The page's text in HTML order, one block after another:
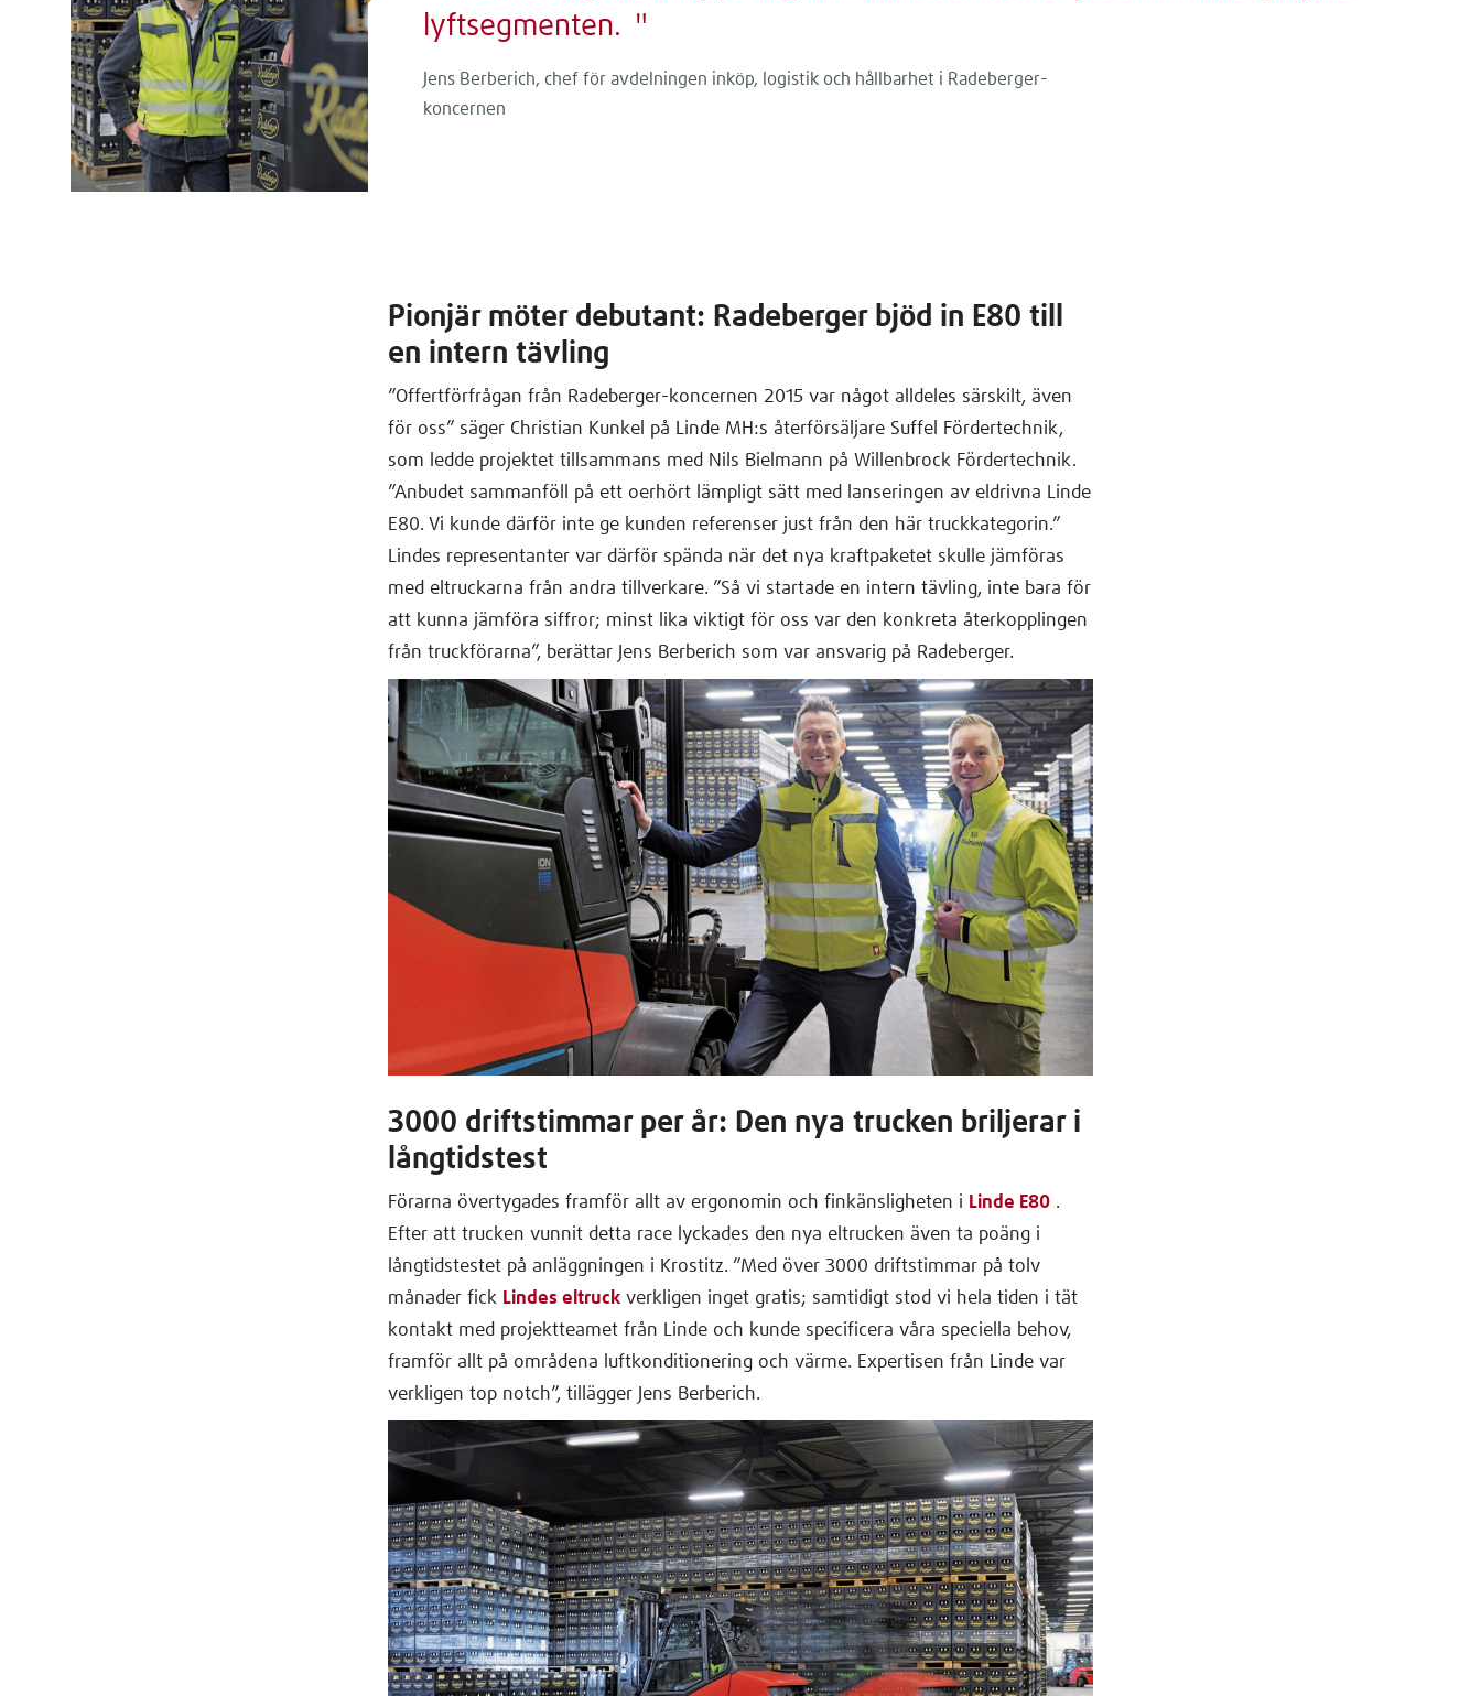
lyftsegmenten.
Jens Berberich, chef för avdelningen inköp, logistik och hållbarhet i Radeberger-
koncernen
Pionjär möter debutant: Radeberger bjöd in E80 till
en intern tävling
”Offertförfrågan från Radeberger-koncernen 2015 var något alldeles särskilt, även
för oss” säger Christian Kunkel på Linde MH:s återförsäljare Suffel Fördertechnik,
som ledde projektet tillsammans med Nils Bielmann på Willenbrock Fördertechnik.
”Anbudet sammanföll på ett oerhört lämpligt sätt med lanseringen av eldrivna Linde
E80. Vi kunde därför inte ge kunden referenser just från den här truckkategorin.”
Lindes representanter var därför spända när det nya kraftpaketet skulle jämföras
med eltruckarna från andra tillverkare. ”Så vi startade en intern tävling, inte bara för
att kunna jämföra siffror; minst lika viktigt för oss var den konkreta återkopplingen
från truckförarna”, berättar Jens Berberich som var ansvarig på Radeberger.
3000 driftstimmar per år: Den nya trucken briljerar i
långtidstest
Förarna övertygades framför allt av ergonomin och finkänsligheten i Linde E80 .
Efter att trucken vunnit detta race lyckades den nya eltrucken även ta poäng i
långtidstestet på anläggningen i Krostitz. ”Med över 3000 driftstimmar på tolv
månader fick Lindes eltruck verkligen inget gratis; samtidigt stod vi hela tiden i tät
kontakt med projektteamet från Linde och kunde specificera våra speciella behov,
framför allt på områdena luftkonditionering och värme. Expertisen från Linde var
verkligen top notch”, tillägger Jens Berberich.